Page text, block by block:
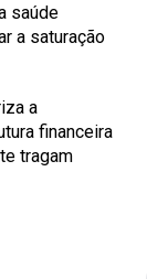
saúde
a saturação
a
financeira
tragam